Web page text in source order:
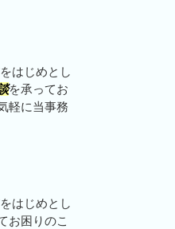
はじめとし
を承ってお
軽に当事務
はじめとし
お困りのこ